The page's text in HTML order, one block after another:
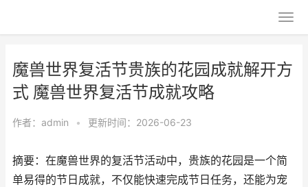
魔兽世界复活节贵族的花园成就解开方
式 魔兽世界复活节成就攻略
作者： admin • 更新时间：2026-06-23
摘要：在魔兽世界的复活节活动中，贵族的花园是一个简
单易得的节日成就，不仅能快速完成节日任务，还能为宠